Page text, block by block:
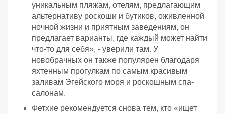
уникальным пляжам, отелям, предлагающим
альтернативу роскоши и бутиков, оживленной
ночной жизни и приятным заведениям, он
предлагает варианты, где каждый может найти
что-то для себя», - уверили там. У
новобрачных он также популярен благодаря
яхтенным прогулкам по самым красивым
заливам Эгейского моря и роскошным спа-
салонам.
Фетхие рекомендуется снова тем, кто «ищет